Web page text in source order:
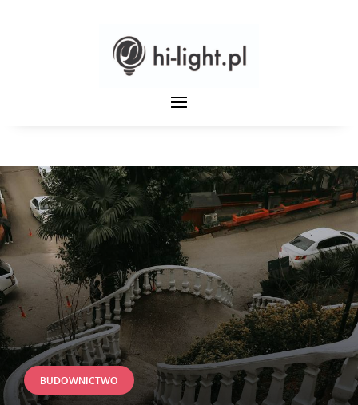
BUDOWNICTWO